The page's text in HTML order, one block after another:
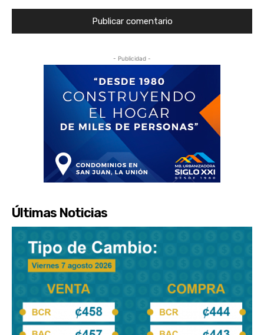
- Publicidad -
Últimas Noticias